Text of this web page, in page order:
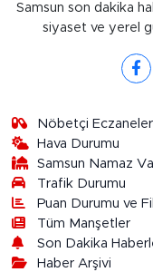
Samsun son dakika
siyaset ve yerel
Nöbetçi Eczaneler
Hava Durumu
Samsun Namaz
Trafik Durumu
Puan Durumu ve
Tüm Manşetler
Son Dakika
Haber Arşivi